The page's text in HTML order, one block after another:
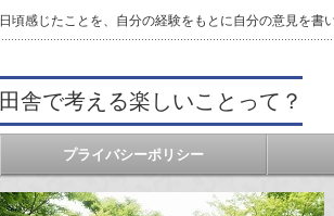
日頃感じたことを、自分の経験をもとに自分の意見を書
田舎で考える楽しいことって？
プライバシーポリシー